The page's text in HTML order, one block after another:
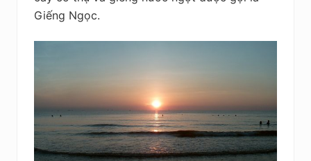
Giếng Ngọc.